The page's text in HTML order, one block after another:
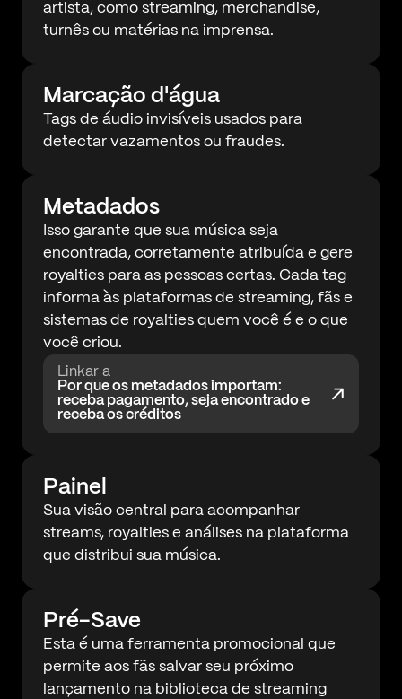
artista, como streaming, merchandise,
turnês ou matérias na imprensa.
Marcação d'água
Tags de áudio invisíveis usados para
detectar vazamentos ou fraudes.
Metadados
Isso garante que sua música seja
encontrada, corretamente atribuída e gere
royalties para as pessoas certas. Cada tag
informa às plataformas de streaming, fãs e
sistemas de royalties quem você é e o que
você criou.
Linkar a
Por que os metadados importam:
receba pagamento, seja encontrado e
receba os créditos
Painel
Sua visão central para acompanhar
streams, royalties e análises na plataforma
que distribui sua música.
Pré-Save
Esta é uma ferramenta promocional que
permite aos fãs salvar seu próximo
lançamento na biblioteca de streaming